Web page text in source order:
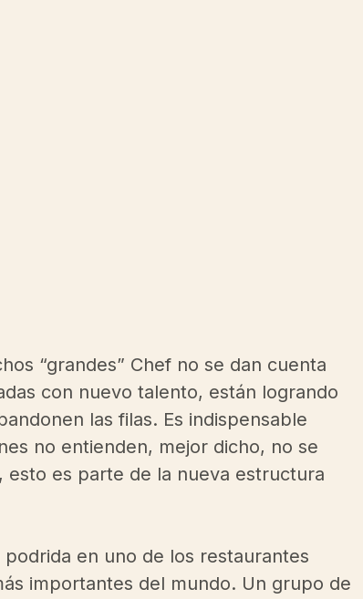
“grandes” Chef no se dan cuenta
con nuevo talento, están logrando
las filas. Es indispensable
no entienden, mejor dicho, no se
esto es parte de la nueva estructura
en uno de los restaurantes
importantes del mundo. Un grupo de